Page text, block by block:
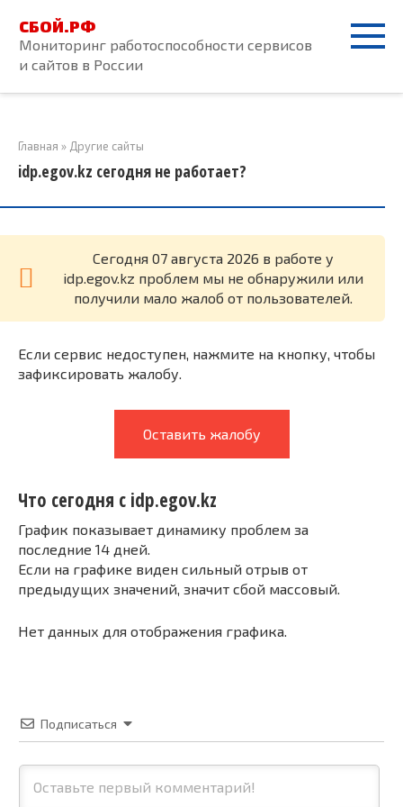
контенту
СБОЙ.РФ
Мониторинг работоспособности сервисов
и сайтов в России
Главная » Другие сайты
idp.egov.kz сегодня не работает?
Cегодня 07 августа 2026 в работе у
idp.egov.kz проблем мы не обнаружили или
получили мало жалоб от пользователей.
Если сервис недоступен, нажмите на кнопку, чтобы
зафиксировать жалобу.
Оставить жалобу
Что сегодня с idp.egov.kz
График показывает динамику проблем за
последние 14 дней.
Если на графике виден сильный отрыв от
предыдущих значений, значит сбой массовый.
Нет данных для отображения графика.
Подписаться